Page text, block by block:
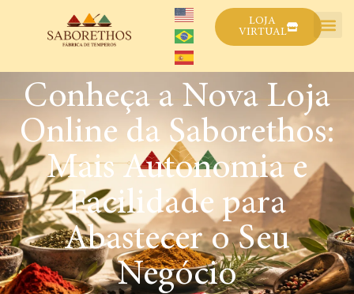
LOJA
VIRTUAL
Conheça a Nova Loja
Online da Saborethos:
Mais Autonomia e
Facilidade para
Abastecer o Seu
Negócio